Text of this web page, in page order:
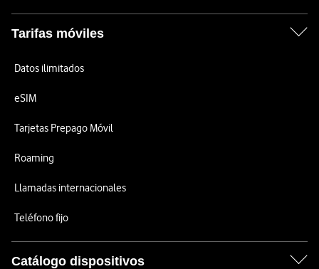
Tarifas móviles
Datos ilimitados
eSIM
Tarjetas Prepago Móvil
Roaming
Llamadas internacionales
Teléfono fijo
Catálogo dispositivos